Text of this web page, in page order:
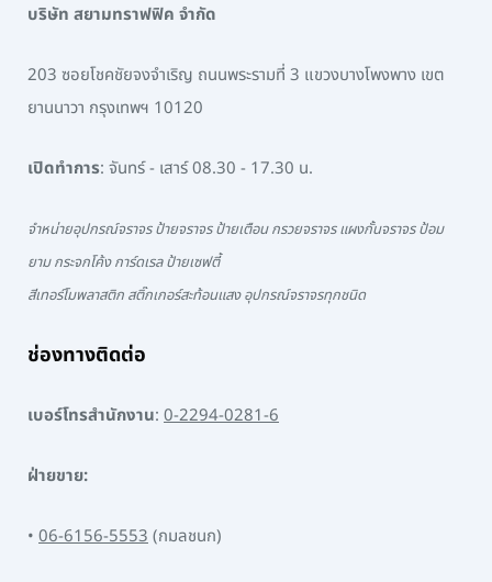
บริษัท สยามทราฟฟิค จำกัด
203 ซอยโชคชัยจงจำเริญ ถนนพระรามที่ 3 แขวงบางโพงพาง เขต
ยานนาวา กรุงเทพฯ 10120
เปิดทำการ: จันทร์ - เสาร์ 08.30 - 17.30 น.
จำหน่ายอุปกรณ์จราจร ป้ายจราจร ป้ายเตือน กรวยจราจร แผงกั้นจราจร ป้อม
ยาม กระจกโค้ง การ์ดเรล ป้ายเซฟตี้
สีเทอร์โมพลาสติก สติ๊กเกอร์สะท้อนแสง อุปกรณ์จราจรทุกชนิด
ช่องทางติดต่อ
เบอร์โทรสำนักงาน: 0-2294-0281-6
ฝ่ายขาย:
• 06-6156-5553(กมลชนก)